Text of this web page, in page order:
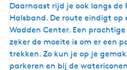
r
o
u
t
e
l
Daarnaast rijd je ook langs de
Halsband. De route eindigt
Wadden Center. Een
zeker de moeite is om er een
trekken. Zo kun je op je
parkeren en bij de